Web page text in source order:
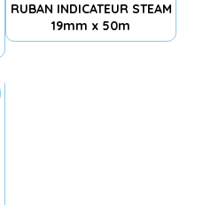
RUBAN INDICATEUR STEAM
19mm x 50m